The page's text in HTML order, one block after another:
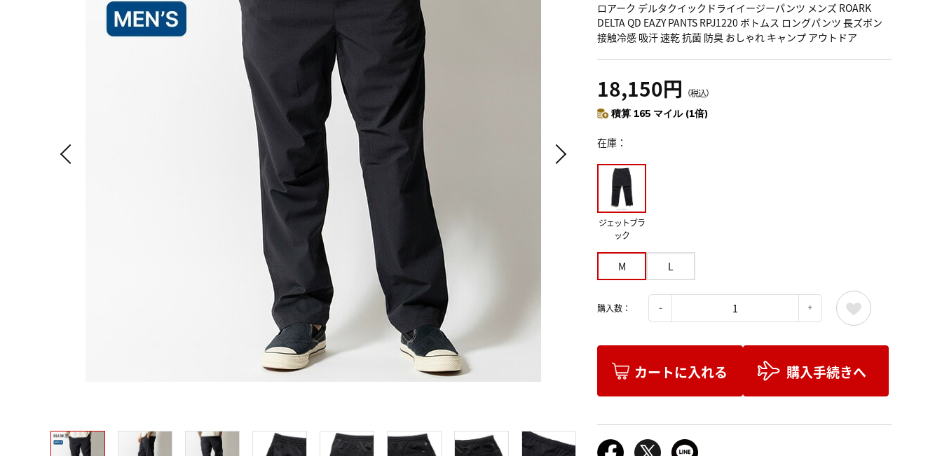
ロアーク デルタクイックドライイージーパンツ メンズ ROARK
DELTA QD EAZY PANTS RPJ1220 ボトムス ロングパンツ 長ズボン
接触冷感 吸汗 速乾 抗菌 防臭 おしゃれ キャンプ アウトドア
18,150円 （税込）
積算 165 マイル (1倍)
在庫
ジェットブラ
ック
M L
購入数：
カートに入れる 購入手続きへ